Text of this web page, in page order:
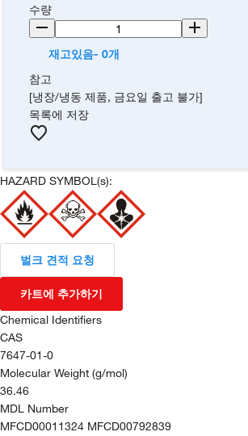
수량
재고있음- 0개
참고
[냉장/냉동 제품, 금요일 출고 불가]
목록에 저장
HAZARD SYMBOL(s):
벌크 견적 요청
카트에 추가하기
Chemical Identifiers
CAS
7647-01-0
Molecular Weight (g/mol)
36.46
MDL Number
MFCD00011324 MFCD00792839